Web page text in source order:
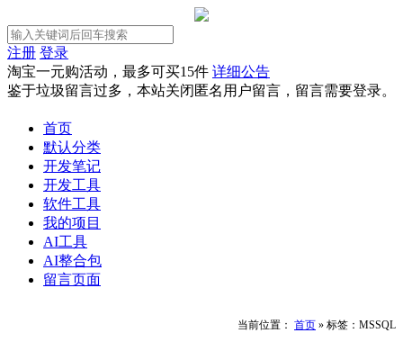
注册 登录
淘宝一元购活动，最多可买15件 详细公告
鉴于垃圾留言过多，本站关闭匿名用户留言，留言需要登录。
首页
默认分类
开发笔记
开发工具
软件工具
我的项目
AI工具
AI整合包
留言页面
当前位置： 首页 » 标签：MSSQL